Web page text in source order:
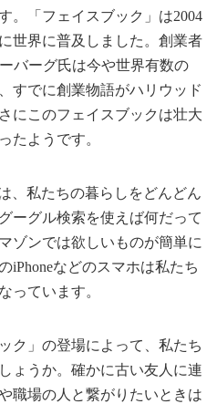
。「フェイスブック」は2004
世界に普及しました。創業者
バーグ氏は今や世界有数の
すでに創業物語がハリウッド
にこのフェイスブックは壮大
たようです。
、私たちの暮らしをどんどん
ーグル検索を使えば何だって
ゾンでは欲しいものが簡単に
iPhoneなどのスマホは私たち
っています。
ク」の登場によって、私たち
ょうか。確かに古い友人に連
職場の人と繋がりたいときは